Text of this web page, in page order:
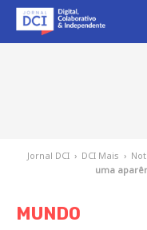
Jornal DCI › DCI Mais ›
uma
MUNDO